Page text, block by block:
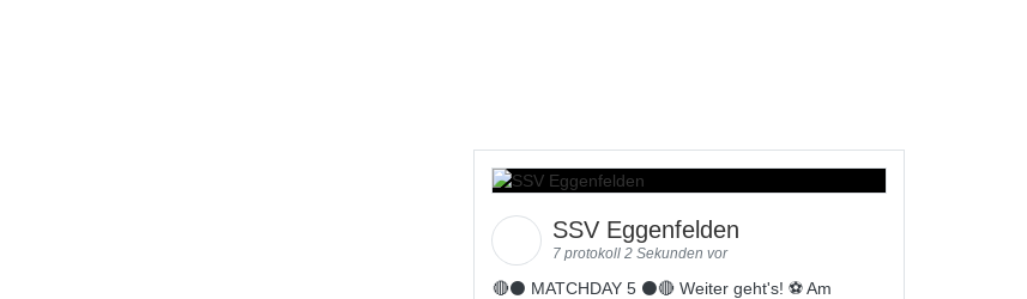
SSV Eggenfelden
7 protokoll 2 Sekunden vor
🔴⚫️ MATCHDAY 5 ⚫️🔴 Weiter geht's! ⚽ Am